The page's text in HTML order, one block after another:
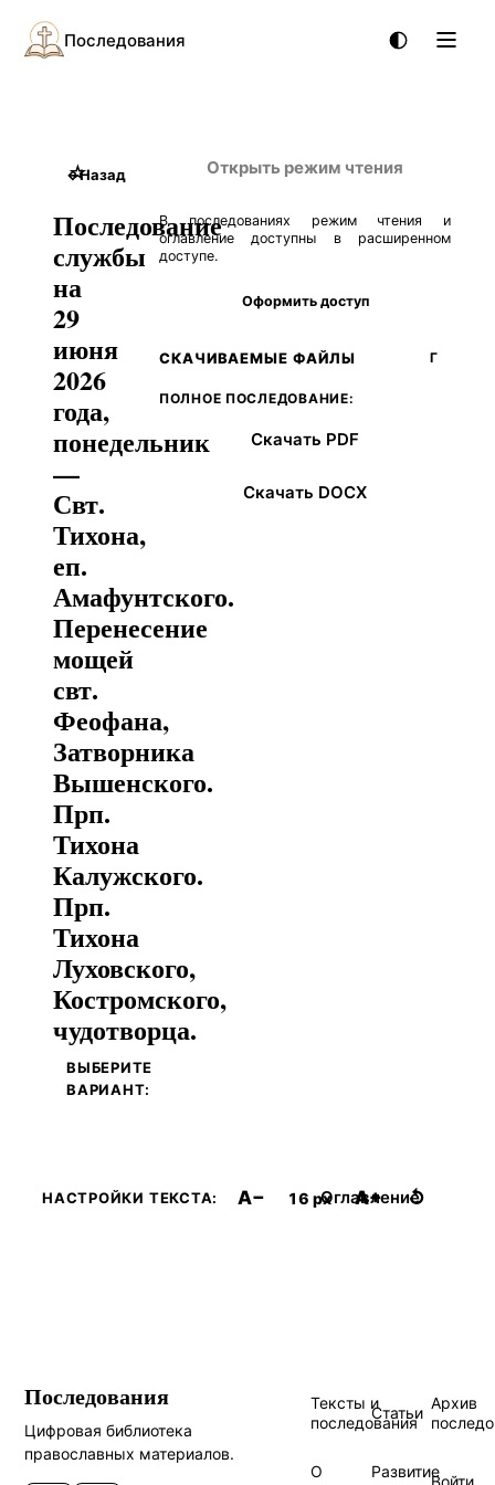
Последования
←Назад
☆
Последование
службы
на
29
июня
2026
года,
понедельник
—
Свт.
Тихона,
еп.
Амафунтского.
Перенесение
мощей
свт.
Феофана,
Затворника
Вышенского.
Прп.
Тихона
Калужского.
Прп.
Тихона
Луховского,
Костромского,
чудотворца.
ВЫБЕРИТЕ
ВАРИАНТ:
Открыть режим чтения
В последованиях режим чтения и
оглавление доступны в расширенном
доступе.
Оформить доступ
СКАЧИВАЕМЫЕ ФАЙЛЫ Г
ПОЛНОЕ ПОСЛЕДОВАНИЕ:
Скачать PDF
Скачать DOCX
НАСТРОЙКИ ТЕКСТА: A− 16 px A+ ↺
Оглавление
Последования
Цифровая библиотека
православных материалов.
Тексты и
последования
Статьи
Архив
О
Развитие
Войти